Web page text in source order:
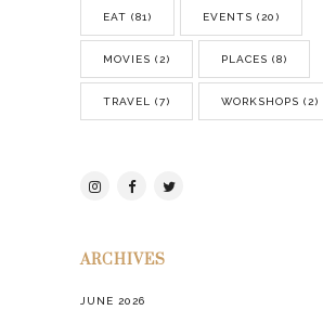
EAT (81) EVENTS (20)
MOVIES (2) PLACES (8)
TRAVEL (7) WORKSHOPS (2)
ARCHIVES
JUNE 2026